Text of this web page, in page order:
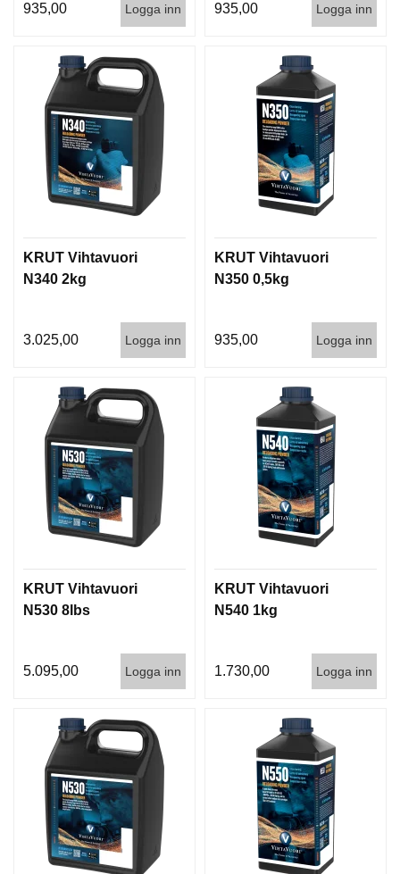
935,00 Logga inn 935,00 Logga inn
KRUT Vihtavuori
N340 2kg
3.025,00 Logga inn
KRUT Vihtavuori
N350 0,5kg
935,00 Logga inn
KRUT Vihtavuori
N530 8lbs
5.095,00 Logga inn
KRUT Vihtavuori
N540 1kg
1.730,00 Logga inn